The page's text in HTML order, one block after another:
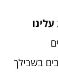
בשבילך